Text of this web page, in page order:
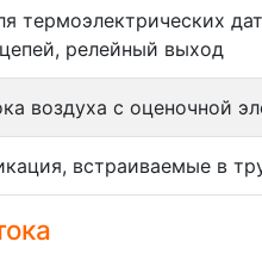
термоэлектрических
релейный выход
воздуха с оценочной
встраиваемые в